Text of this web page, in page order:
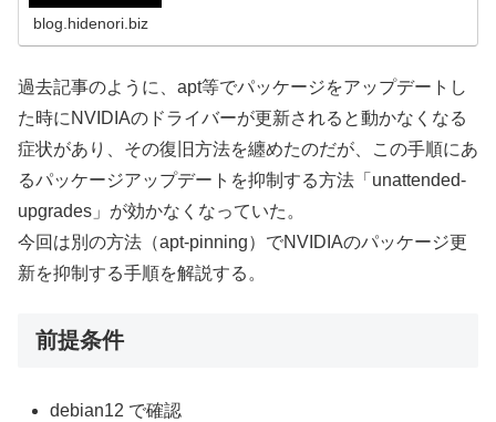
blog.hidenori.biz
過去記事のように、apt等でパッケージをアップデートし
た時にNVIDIAのドライバーが更新されると動かなくなる
症状があり、その復旧方法を纏めたのだが、この手順にあ
るパッケージアップデートを抑制する方法「unattended-
upgrades」が効かなくなっていた。
今回は別の方法（apt-pinning）でNVIDIAのパッケージ更
新を抑制する手順を解説する。
前提条件
debian12 で確認